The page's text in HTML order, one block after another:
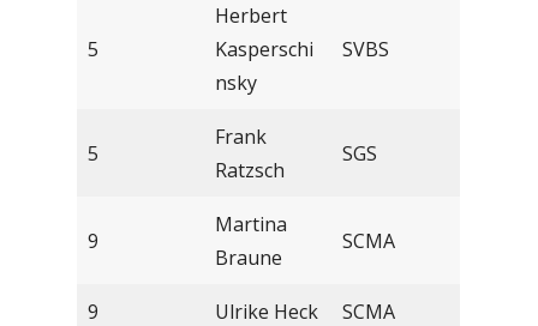
5
Herbert
Kasperschi
nsky
SVBS
5
Frank
Ratzsch
SGS
9
Martina
Braune
SCMA
9 Ulrike Heck SCMA